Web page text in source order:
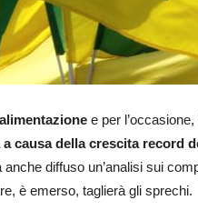
e per l’occasione,
causa della crescita record
diffuso un’analisi sui
è emerso, taglierà gli sprechi.